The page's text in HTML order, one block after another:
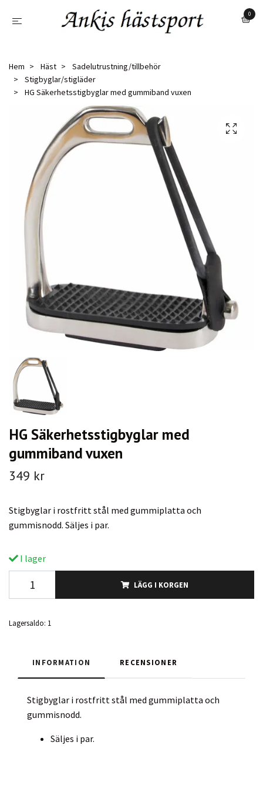
0
Hem Häst
Sadelutrustning/tillbehör
Stigbyglar/stigläder
HG Säkerhetsstigbyglar med gummiband vuxen
HG Säkerhetsstigbyglar med
gummiband vuxen
349 kr
Stigbyglar i rostfritt stål med gummiplatta och
gummisnodd. Säljes i par.
I lager
LÄGG I KORGEN
Lagersaldo: 1
INFORMATION RECENSIONER
Stigbyglar i rostfritt stål med gummiplatta och
gummisnodd.
Säljes i par.